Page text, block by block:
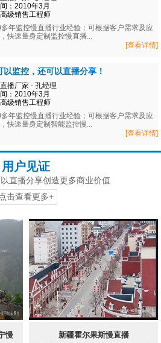
：2010年3月
级销售工程师
年监控慢直播行业经验；可根据客户需求及应
快速量身定制监控慢直播...
[查看详情]
以监控，还可以直播分享！
播厂家 - 孔经理
：2010年3月
级销售工程师
年监控慢直播行业经验；可根据客户需求及应
快速量身定制智能监控慢...
[查看详情]
用户见证
直播分享创造更多商业价值
点击查看更多+
慢
新疆霍尔果斯慢直播